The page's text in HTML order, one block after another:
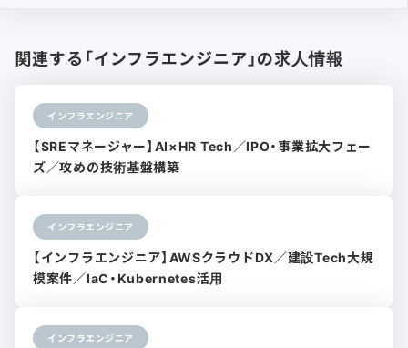
関連する「インフラエンジニア」の求人情報
インフラエンジニア
【SREマネージャー】AI×HR Tech／IPO・事業拡大フェー
ズ／攻めの技術基盤構築
インフラエンジニア
【インフラエンジニア】AWSクラウドDX／建設Tech大規
模案件／IaC・Kubernetes活用
インフラエンジニア